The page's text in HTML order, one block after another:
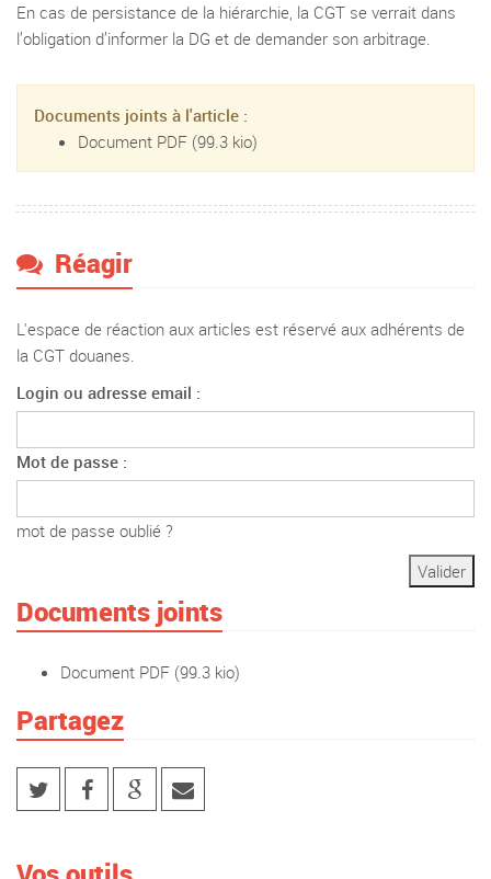
En cas de persistance de la hiérarchie, la CGT se verrait dans
l’obligation d’informer la DG et de demander son arbitrage.
Documents joints à l'article :
Document PDF (99.3 kio)
Réagir
L'espace de réaction aux articles est réservé aux adhérents de
la CGT douanes.
Login ou adresse email :
Mot de passe :
mot de passe oublié ?
Documents joints
Document PDF (99.3 kio)
Partagez